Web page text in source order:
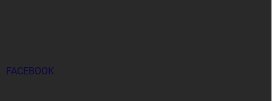
FACEBOOK